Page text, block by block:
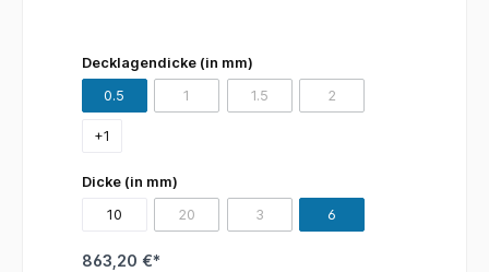
Decklagendicke (in mm)
0.5
1(Diese Option ist zurzeit nicht verfügbar.)
1.5(Diese Option ist zurzeit nicht
2(Diese Option ist zurzeit
+1
Dicke (in mm)
10
20(Diese Option ist zurzeit nicht verfügbar.)
3(Diese Option ist zurzeit nicht
6
863,20 €*